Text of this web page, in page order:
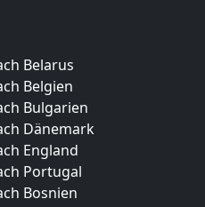
Belarus
Belgien
Bulgarien
Dänemark
England
Portugal
Bosnien